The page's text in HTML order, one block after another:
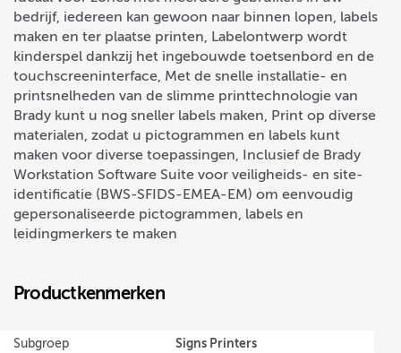
bedrijf, iedereen kan gewoon naar binnen lopen, labels
maken en ter plaatse printen, Labelontwerp wordt
kinderspel dankzij het ingebouwde toetsenbord en de
touchscreeninterface, Met de snelle installatie- en
printsnelheden van de slimme printtechnologie van
Brady kunt u nog sneller labels maken, Print op diverse
materialen, zodat u pictogrammen en labels kunt
maken voor diverse toepassingen, Inclusief de Brady
Workstation Software Suite voor veiligheids- en site-
identificatie (BWS-SFIDS-EMEA-EM) om eenvoudig
gepersonaliseerde pictogrammen, labels en
leidingmerkers te maken
Productkenmerken
Subgroep Signs Printers